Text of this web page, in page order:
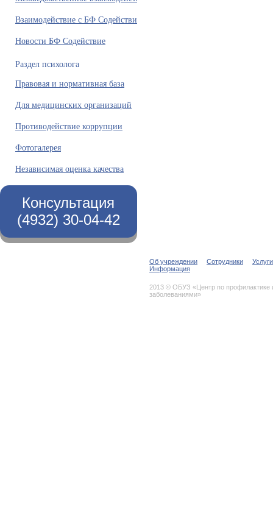
Взаимодействие с БФ Содействие
Новости БФ Содействие
Раздел психолога
Правовая и нормативная база
Для медицинских организаций
Противодействие коррупции
Фотогалерея
Независимая оценка качества
Консультация
(4932) 30-04-42
Об учреждении Сотрудники
Услуги
Информация
2013 © ОБУЗ «Центр по
заболеваниями»